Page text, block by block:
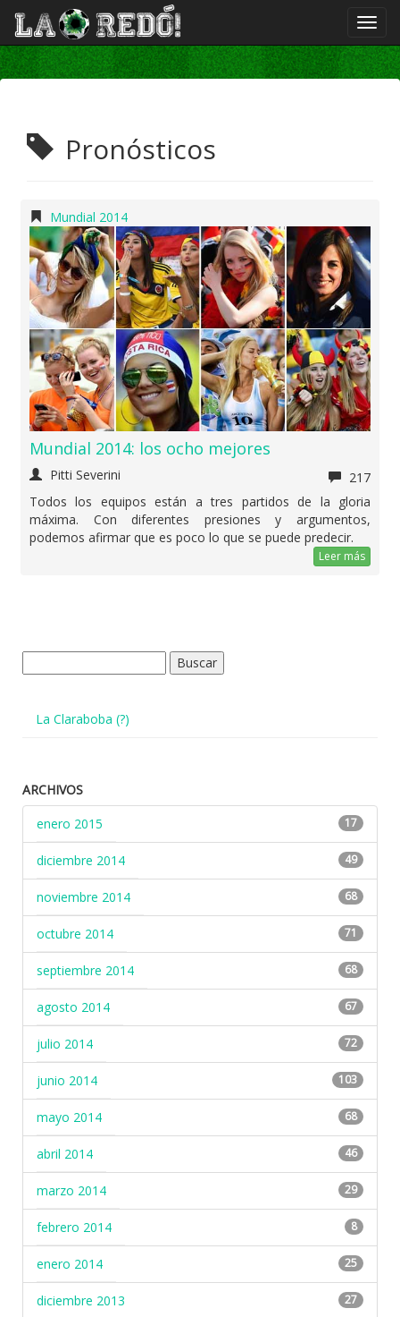
Pronósticos
Mundial 2014
Mundial 2014: los ocho mejores
Pitti Severini
217
Todos los equipos están a tres partidos de la gloria
máxima. Con diferentes presiones y argumentos,
podemos afirmar que es poco lo que se puede predecir.
Leer más
La Claraboba (?)
ARCHIVOS
enero 2015
17
diciembre 2014 49
noviembre 2014 68
octubre 2014 71
septiembre 2014 68
agosto 2014 67
julio 2014 72
junio 2014 103
mayo 2014 68
abril 2014 46
marzo 2014 29
febrero 2014 8
enero 2014 25
diciembre 2013 27